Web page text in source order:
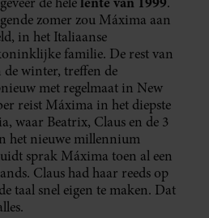
zomer zou Máxima aan
in het Italiaanse
familie. De rest van
de winter, treffen de
met regelmaat in New
reist Máxima in het diepste
waar Beatrix, Claus en de 3
het nieuwe millennium
sprak Máxima toen al een
Claus had haar reeds op
taal snel eigen te maken. Dat